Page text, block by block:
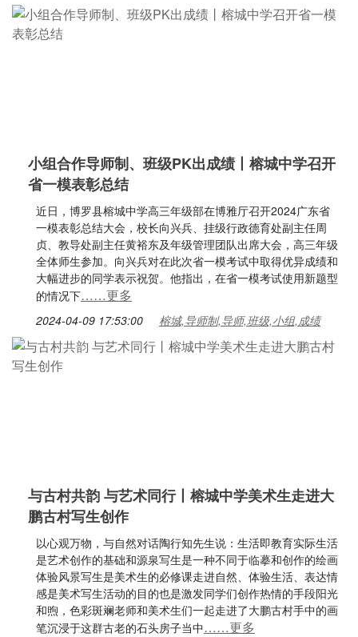
小组合作导师制、班级PK出成绩丨榕城中学召开
省一模表彰总结
近日，博罗县榕城中学高三年级部在博雅厅召开2024广东省
一模表彰总结大会，校长向兴兵、挂级行政德育处副主任周
贞、教导处副主任黄裕东及年级管理团队出席大会，高三年级
全体师生参加。向兴兵对在此次省一模考试中取得优异成绩和
大幅进步的同学表示祝贺。他指出，在省一模考试使用新题型
的情况下……更多
2024-04-09 17:53:00 榕城,导师制,导师,班级,小组,成绩
与古村共韵 与艺术同行丨榕城中学美术生走进大
鹏古村写生创作
以心观万物，与自然对话陶行知先生说：生活即教育实际生活
是艺术创作的基础和源泉写生是一种不同于临摹和创作的绘画
体验风景写生是美术生的必修课走进自然、体验生活、表达情
感是美术写生活动的目的也是激发同学们创作热情的手段阳光
和煦，色彩斑斓老师和美术生们一起走进了大鹏古村手中的画
笔沉浸于这群古老的石头房子当中……更多